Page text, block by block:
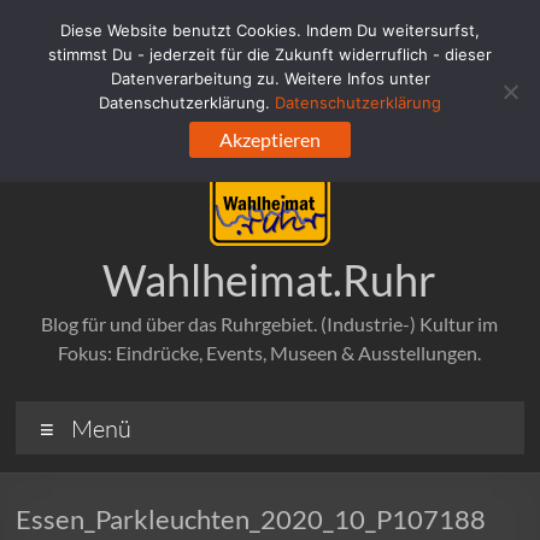
springen
Wahlheimat.Ruhr
Blog für und über das Ruhrgebiet. (Industrie-) Kultur im
Fokus: Eindrücke, Events, Museen & Ausstellungen.
Menü
Essen_Parkleuchten_2020_10_P107188
Diese Website benutzt Cookies. Indem Du weitersurfst,
stimmst Du - jederzeit für die Zukunft widerruflich - dieser
Datenverarbeitung zu. Weitere Infos unter
Datenschutzerklärung. Datenschutzerklärung
Akzeptieren